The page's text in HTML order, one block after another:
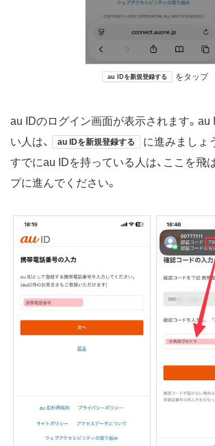
au IDを新規登録する をタップ
au IDのログイン画面が表示されます。au
い人は、
au IDを新規登録する
に進みましょ
すでにau IDを持っている人は、ここを飛
プに進んでください。